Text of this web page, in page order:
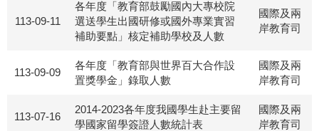
113-09-11
各年度「教育部鼓勵國內大專校院
選送學生出國研修或國外專業實習
補助要點」核定補助學校及人數
國際及兩
岸教育司
113-09-09
各年度「教育部與世界百大合作設
置獎學金」錄取人數
國際及兩
岸教育司
113-07-16
2014-2023各年度我國學生赴主要留
學國家留學簽證人數統計表
國際及兩
岸教育司